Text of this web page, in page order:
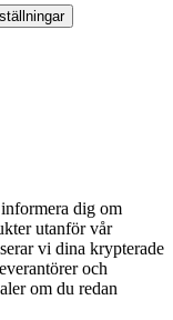
dig om
utanför vår
vi dina krypterade
och
om du redan